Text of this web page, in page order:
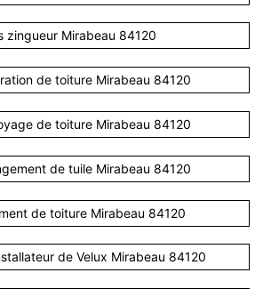
zingueur Mirabeau 84120
de toiture Mirabeau 84120
de toiture Mirabeau 84120
de tuile Mirabeau 84120
de toiture Mirabeau 84120
de Velux Mirabeau 84120